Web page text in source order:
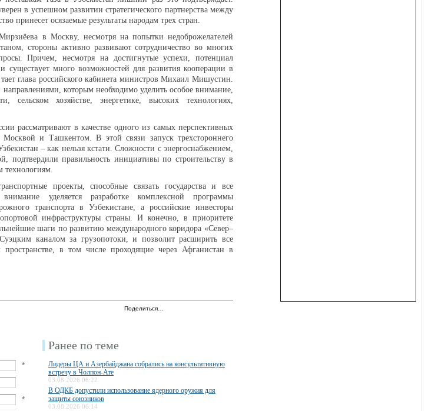
в успешном развитии стратегического партнерства между
принесет осязаемые результаты народам трех стран.
в Москву, несмотря на попытки недоброжелателей
стороны активно развивают сотрудничество во многих
Причем, несмотря на достигнутые успехи, потенциал
существует много возможностей для развития кооперации в
глава российского кабинета министров Михаил Мишустин.
которым необходимо уделить особое внимание,
сельском хозяйстве, энергетике, высоких технологиях,
рассматривают в качестве одного из самых перспективных
и Ташкентом. В этой связи запуск трехстороннего
– как нельзя кстати. Сложности с энергоснабжением,
подтвердили правильность инициативы по строительству в
технологиям.
проекты, способные связать государства и все
внимание уделяется разработке комплексной программы
транспорта в Узбекистане, а российские инвесторы
инфраструктуры страны. И конечно, в приоритете
шаги по развитию международного коридора «Север–
каналом за грузопотоки, и позволит расширить все
в том числе проходящие через Афганистан в
Поделиться…
*
*
Ранее по теме
Лидеры ЦА и Азербайджана собрались на консультативную
встречу в Чолпон-Ате
03.08.2026 06:22
В ОДКБ допустили использование ядерного оружия для
защиты союзников
03.08.2026 06:14